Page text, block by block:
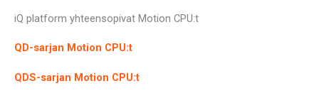
iQ platform yhteensopivat Motion CPU:t
QD-sarjan Motion CPU:t
QDS-sarjan Motion CPU:t